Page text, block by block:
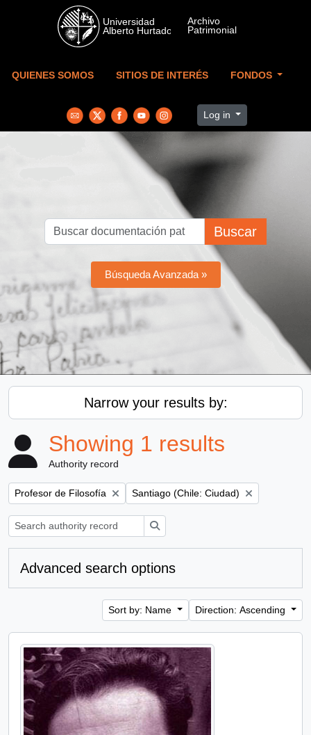
Skip to main content
QUIENES SOMOS SITIOS DE INTERÉS FONDOS
Log in
Buscar
Búsqueda Avanzada »
Narrow your results by:
Showing 1 results
Authority record
Remove filter:
Profesor de Filosofía Remove filter:
Santiago (Chile: Ciudad)
Advanced search options
Sort by: Name Direction: Ascending